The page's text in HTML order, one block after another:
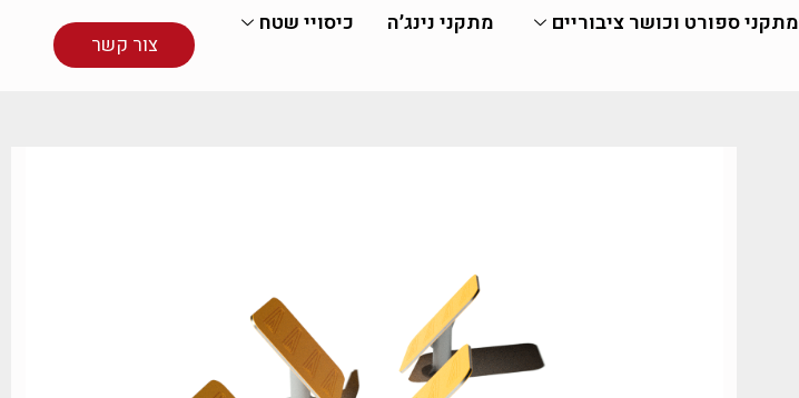
מתקני ספורט וכושר ציבוריים מתקני נינג׳ה
כיסויי שטח
צור קשר